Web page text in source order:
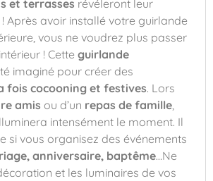
et terrasses révéleront leur
! Après avoir installé votre guirlande
vous ne voudrez plus passer
! Cette guirlande
imaginé pour créer des
fois cocooning et festives. Lors
amis ou d’un repas de famille
intensément le moment. Il
si vous organisez des événements
anniversaire, baptême…Ne
et les luminaires de vos